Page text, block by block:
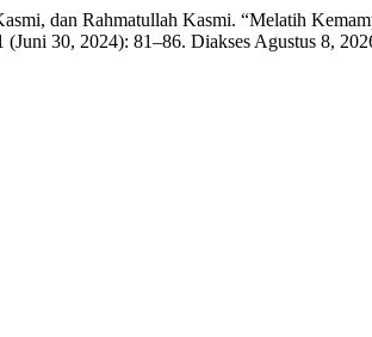
dan Rahmatullah Kasmi. “Melatih
(Juni 30, 2024): 81–86. Diakses Agustus 8,